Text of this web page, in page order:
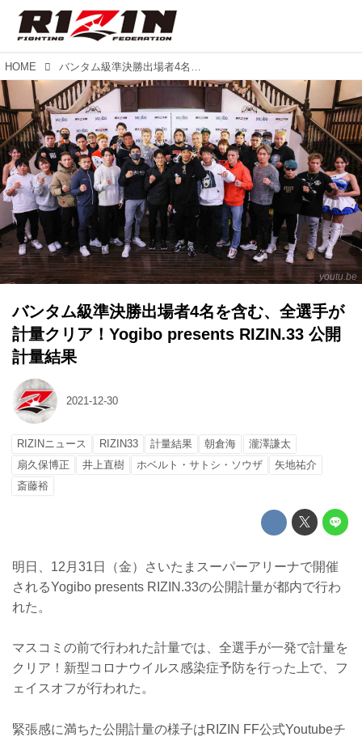
HOME バンタム級準決勝出場者4名を含む、全選手が計量クリア！Yogibo presents RIZIN.33 公開計量結果
youtu.be
バンタム級準決勝出場者4名を含む、全選手が
計量クリア！Yogibo presents RIZIN.33 公開
計量結果
2021-12-30
RIZINニュース RIZIN33 計量結果 朝倉海
瀧澤謙太
扇久保博正
井上直樹 ホベルト・サトシ・ソウザ
矢地祐介
斎藤裕
明日、12月31日（金）さいたまスーパーアリーナで開催
されるYogibo presents RIZIN.33の公開計量が都内で行わ
れた。
マスコミの前で行われた計量では、全選手が一発で計量を
クリア！新型コロナウイルス感染症予防を行った上で、フ
ェイスオフが行われた。
緊張感に満ちた公開計量の様子はRIZIN FF公式Youtubeチ